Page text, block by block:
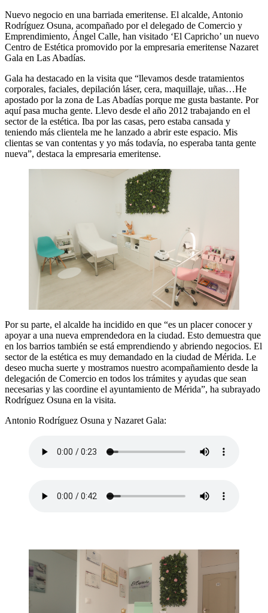
Nuevo negocio en una barriada emeritense. El alcalde, Antonio
Rodríguez Osuna, acompañado por el delegado de Comercio y
Emprendimiento, Ángel Calle, han visitado ‘El Capricho’ un nuevo
Centro de Estética promovido por la empresaria emeritense Nazaret
Gala en Las Abadías.
Gala ha destacado en la visita que “llevamos desde tratamientos
corporales, faciales, depilación láser, cera, maquillaje, uñas…He
apostado por la zona de Las Abadías porque me gusta bastante. Por
aquí pasa mucha gente. Llevo desde el año 2012 trabajando en el
sector de la estética. Iba por las casas, pero estaba cansada y
teniendo más clientela me he lanzado a abrir este espacio. Mis
clientas se van contentas y yo más todavía, no esperaba tanta gente
nueva”, destaca la empresaria emeritense.
Por su parte, el alcalde ha incidido en que “es un placer conocer y
apoyar a una nueva emprendedora en la ciudad. Esto demuestra que
en los barrios también se está emprendiendo y abriendo negocios. El
sector de la estética es muy demandado en la ciudad de Mérida. Le
deseo mucha suerte y mostramos nuestro acompañamiento desde la
delegación de Comercio en todos los trámites y ayudas que sean
necesarias y las coordine el ayuntamiento de Mérida”, ha subrayado
Rodríguez Osuna en la visita.
Antonio Rodríguez Osuna y Nazaret Gala: